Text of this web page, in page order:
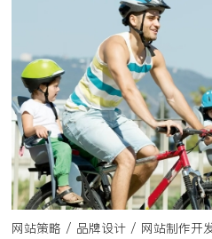
网站策略 / 品牌设计 / 网站制作开